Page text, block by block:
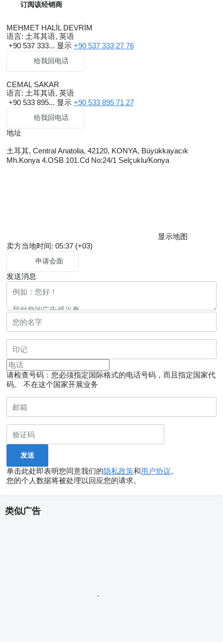
订阅该经销商
MEHMET HALİL DEVRİM
语言: 土耳其语, 英语
+90 537 333... 显示 +90 537 333 27 76
给我回电话
CEMAL SAKAR
语言: 土耳其语, 英语
+90 533 895... 显示 +90 533 895 71 27
给我回电话
地址
土耳其, Central Anatolia, 42120, KONYA, Büyükkayacık
Mh.Konya 4.OSB 101.Cd No:24/1 Selçuklu/Konya
显示地图
卖方当地时间: 05:37 (+03)
申请会面
发送消息
请检查号码：您必须指定国际格式的电话号码，而且指定国家代
码。
不在这个国家开展业务
单击此处即表明您同意我们的隐私政策和用户协议。
您的个人数据将被处理以回应您的请求。
类似广告